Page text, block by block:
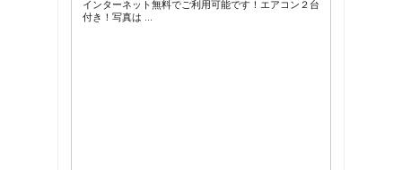
インターネット無料でご利用可能です！エアコン２台
付き！写真は …